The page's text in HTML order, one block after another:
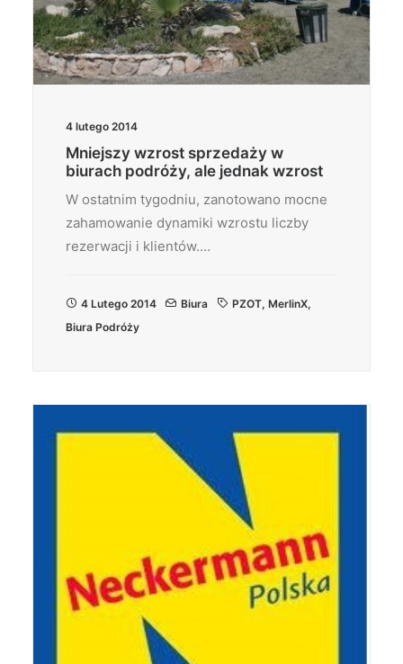
4 lutego 2014
Mniejszy wzrost sprzedaży w
biurach podróży, ale jednak wzrost
W ostatnim tygodniu, zanotowano mocne
zahamowanie dynamiki wzrostu liczby
rezerwacji i klientów.…
4 Lutego 2014 Biura PZOT, MerlinX,
Biura Podróży